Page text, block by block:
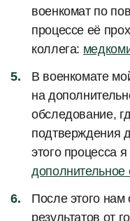
военкомат по
процессе её
коллега:
В военкомате
на
обследование,
подтверждения
этого процесса
дополнительное
После этого нам
результатов от